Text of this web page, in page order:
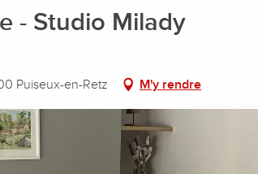
- Studio Milady
Puiseux-en-Retz M'y rendre